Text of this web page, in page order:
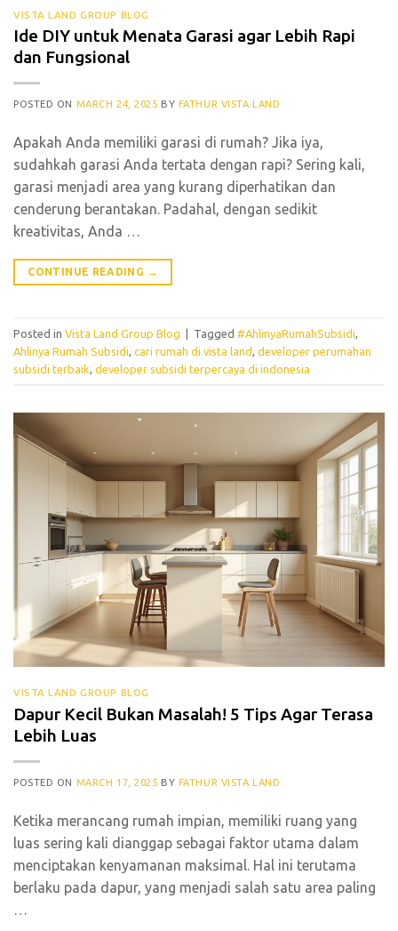
VISTA LAND GROUP BLOG
Ide DIY untuk Menata Garasi agar Lebih Rapi
dan Fungsional
POSTED ON MARCH 24, 2025 BY FATHUR VISTA LAND
Apakah Anda memiliki garasi di rumah? Jika iya,
sudahkah garasi Anda tertata dengan rapi? Sering kali,
garasi menjadi area yang kurang diperhatikan dan
cenderung berantakan. Padahal, dengan sedikit
kreativitas, Anda …
CONTINUE READING →
Posted in Vista Land Group Blog | Tagged #AhlinyaRumahSubsidi
Ahlinya Rumah Subsidi cari rumah di vista land developer perumahan
subsidi terbaik developer subsidi terpercaya di indonesia
VISTA LAND GROUP BLOG
Dapur Kecil Bukan Masalah! 5 Tips Agar Terasa
Lebih Luas
POSTED ON MARCH 17, 2025 BY FATHUR VISTA LAND
Ketika merancang rumah impian, memiliki ruang yang
luas sering kali dianggap sebagai faktor utama dalam
menciptakan kenyamanan maksimal. Hal ini terutama
berlaku pada dapur, yang menjadi salah satu area paling
…